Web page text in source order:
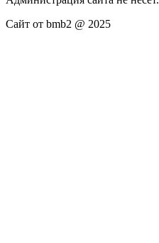
Сайт от bmb2 @ 2025